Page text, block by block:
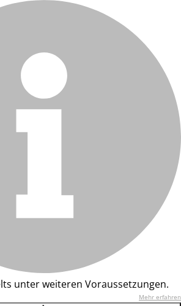
unter weiteren Voraussetzungen.
Mehr erfahren